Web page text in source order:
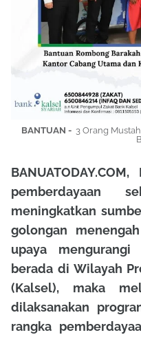
BANTUAN - 3 Orang
pemberdayaan
meningkatkan
golongan
upaya
berada di Wilayah
(Kalsel), maka
dilaksanakan
rangka